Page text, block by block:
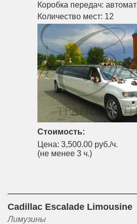
Коробка передач: автомат
Количество мест: 12
Стоимость:
Цена: 3,500.00 руб./ч.
(не менее 3 ч.)
Cadillac Escalade Limousine
Лимузины